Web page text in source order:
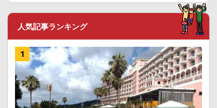
人気記事ランキング